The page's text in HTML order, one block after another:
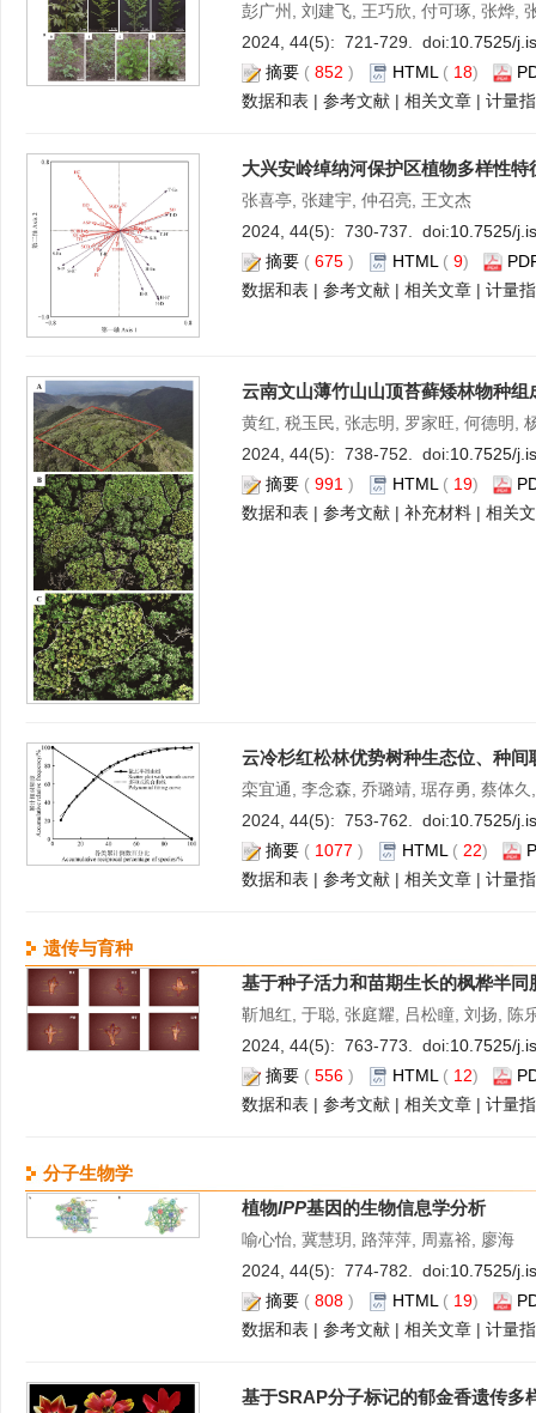
彭广州, 刘建飞, 王巧欣, 付可琢, 张烨,
2024, 44(5): 721-729. doi:10.7525/
摘要 ( 852 ) HTML ( 18)
数据和表 | 参考文献 | 相关文章 | 计量
大兴安岭绰纳河保护区植物多样性特
张喜亭, 张建宇, 仲召亮, 王文杰
2024, 44(5): 730-737. doi:10.7525/
摘要 ( 675 ) HTML ( 9)
数据和表 | 参考文献 | 相关文章 | 计量
云南文山薄竹山山顶苔藓矮林物种组
黄红, 税玉民, 张志明, 罗家旺, 何德明,
2024, 44(5): 738-752. doi:10.7525/
摘要 ( 991 ) HTML ( 19)
数据和表 | 参考文献 | 补充材料 | 相关
云冷杉红松林优势树种生态位、种间
栾宜通, 李念森, 乔璐靖, 琚存勇, 蔡体久
2024, 44(5): 753-762. doi:10.7525/
摘要 ( 1077 ) HTML ( 22)
数据和表 | 参考文献 | 相关文章 | 计量
遗传与育种
基于种子活力和苗期生长的枫桦半同
靳旭红, 于聪, 张庭耀, 吕松瞳, 刘扬, 陈
2024, 44(5): 763-773. doi:10.7525/
摘要 ( 556 ) HTML ( 12)
数据和表 | 参考文献 | 相关文章 | 计量
分子生物学
植物IPP基因的生物信息学分析
喻心怡, 冀慧玥, 路萍萍, 周嘉裕, 廖海
2024, 44(5): 774-782. doi:10.7525/
摘要 ( 808 ) HTML ( 19)
数据和表 | 参考文献 | 相关文章 | 计量
基于SRAP分子标记的郁金香遗传多